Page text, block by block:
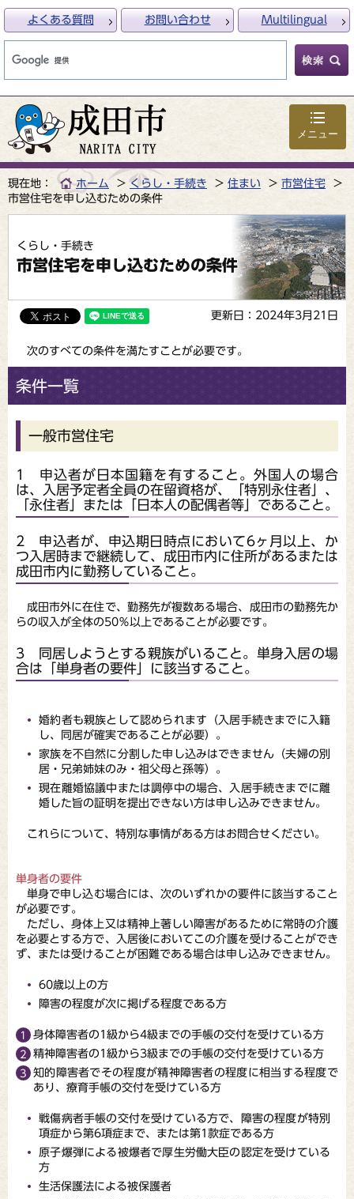
メニュー
よくある質問 お問い合わせ Multilingual
現在地： ホーム くらし・手続き 住まい
市営住宅
市営住宅を申し込むための条件
くらし・手続き
市営住宅を申し込むための条件
更新日：2024年3月21日
次のすべての条件を満たすことが必要です。
条件一覧
一般市営住宅
1 申込者が日本国籍を有すること。外国人の場合
は、入居予定者全員の在留資格が、「特別永住者」、
「永住者」または「日本人の配偶者等」であること。
2 申込者が、申込期日時点において6ヶ月以上、か
つ入居時まで継続して、成田市内に住所があるまたは
成田市内に勤務していること。
成田市外に在住で、勤務先が複数ある場合、成田市の勤務先か
らの収入が全体の50％以上であることが必要です。
3 同居しようとする親族がいること。単身入居の場
合は「単身者の要件」に該当すること。
婚約者も親族として認められます（入居手続きまでに入籍
し、同居が確実であることが必要）。
家族を不自然に分割した申し込みはできません（夫婦の別
居・兄弟姉妹のみ・祖父母と孫等）。
現在離婚協議中または調停中の場合、入居手続きまでに離
婚した旨の証明を提出できない方は申し込みできません。
これらについて、特別な事情がある方はお問合せください。
単身者の要件
単身で申し込む場合には、次のいずれかの要件に該当すること
が必要です。
ただし、身体上又は精神上著しい障害があるために常時の介護
を必要とする方で、入居後においてこの介護を受けることができ
ず、または受けることが困難である場合は申し込みできません。
60歳以上の方
障害の程度が次に掲げる程度である方
身体障害者の1級から4級までの手帳の交付を受けている方
精神障害者の1級から3級までの手帳の交付を受けている方
知的障害者でその程度が精神障害者の程度に相当する程度で
あり、療育手帳の交付を受けている方
戦傷病者手帳の交付を受けている方で、障害の程度が特別
項症から第6項症まで、または第1款症である方
原子爆弾による被爆者で厚生労働大臣の認定を受けている
方
生活保護法による被保護者